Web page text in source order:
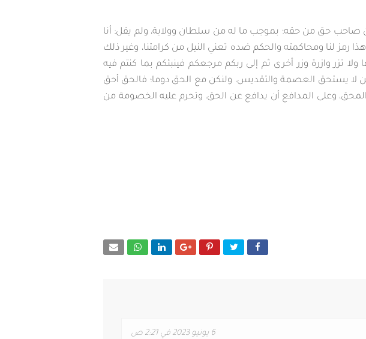
صاحب حق من حقه؛ بموجب ما له من سلطان وولاية، ولم يقل: أنا
رمز لنا ومحاكمته والحكم ضده تعني النيل من كرامتنا، وغير ذلك
تزر وازرة وزر أخرى ثم إلى ربكم مرجعكم فينبئكم بما كنتم فيه
لا يستحق العصمة والتقديس، ولنكن مع الحق دوما؛ فالحق أحق
وعلى المدافع أن يدافع عن الحق، وتحرم عليه الخصومة من
6 يونيو 2023 في 2:21 ص